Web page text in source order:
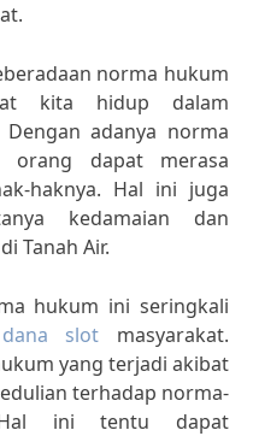
norma hukum
kita hidup dalam
adanya norma
orang dapat merasa
haknya. Hal ini juga
kedamaian dan
Tanah Air.
hukum ini seringkali
dana slot masyarakat.
yang terjadi akibat
terhadap norma-
ini tentu dapat